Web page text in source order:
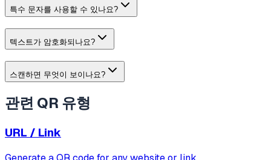
특수 문자를 사용할 수 있나요?
텍스트가 암호화되나요?
스캔하면 무엇이 보이나요?
관련 QR 유형
URL / Link